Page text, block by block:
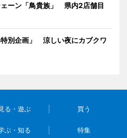
ーン「鳥貴族」 県内2店舗目
別企画」 涼しい夜にカブクワ
る・遊ぶ 買う
ぶ・知る 特集